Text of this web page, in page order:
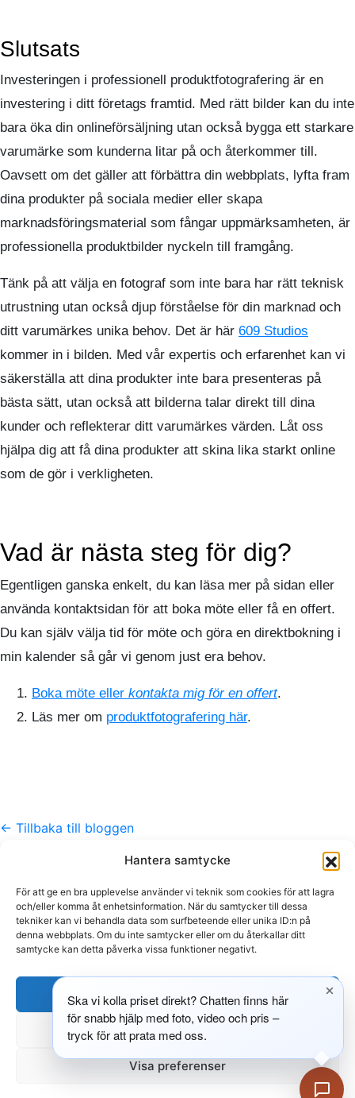
Hantera samtycke
För att ge en bra upplevelse använder vi teknik som cookies för att lagra
och/eller komma åt enhetsinformation. När du samtycker till dessa
tekniker kan vi behandla data som surfbeteende eller unika ID:n på
denna webbplats. Om du inte samtycker eller om du återkallar ditt
samtycke kan detta påverka vissa funktioner negativt.
Acceptera
Neka
Visa preferenser
Slutsats
Investeringen i professionell produktfotografering är en
investering i ditt företags framtid. Med rätt bilder kan du inte
bara öka din onlineförsäljning utan också bygga ett starkare
varumärke som kunderna litar på och återkommer till.
Oavsett om det gäller att förbättra din webbplats, lyfta fram
dina produkter på sociala medier eller skapa
marknadsföringsmaterial som fångar uppmärksamheten, är
professionella produktbilder nyckeln till framgång.
Tänk på att välja en fotograf som inte bara har rätt teknisk
utrustning utan också djup förståelse för din marknad och
ditt varumärkes unika behov. Det är här 609 Studios
kommer in i bilden. Med vår expertis och erfarenhet kan vi
säkerställa att dina produkter inte bara presenteras på
bästa sätt, utan också att bilderna talar direkt till dina
kunder och reflekterar ditt varumärkes värden. Låt oss
hjälpa dig att få dina produkter att skina lika starkt online
som de gör i verkligheten.
Vad är nästa steg för dig?
Egentligen ganska enkelt, du kan läsa mer på sidan eller
använda kontaktsidan för att boka möte eller få en offert.
Du kan själv välja tid för möte och göra en direktbokning i
min kalender så går vi genom just era behov.
Boka möte eller kontakta mig för en offert.
Läs mer om produktfotografering här.
← Tillbaka till bloggen
Foto · Video · Studio · Borås
Kontakt
info@609.se
073-510 18 81
Bryggaregatan 10b
503 38 Borås
Cookie-
Ska vi kolla priset direkt? Chatten finns här
för snabb hjälp med foto, video och pris –
tryck för att prata med oss.